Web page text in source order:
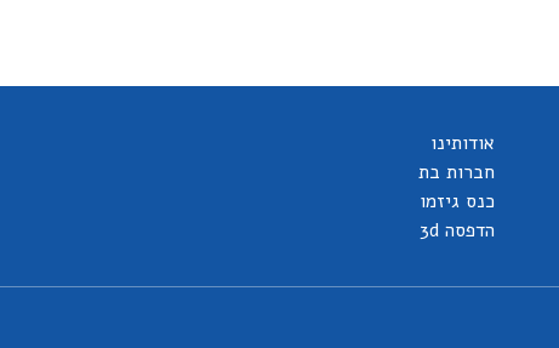
אודותינו
חברות בת
כנס גיזמו
הדפסה 3d